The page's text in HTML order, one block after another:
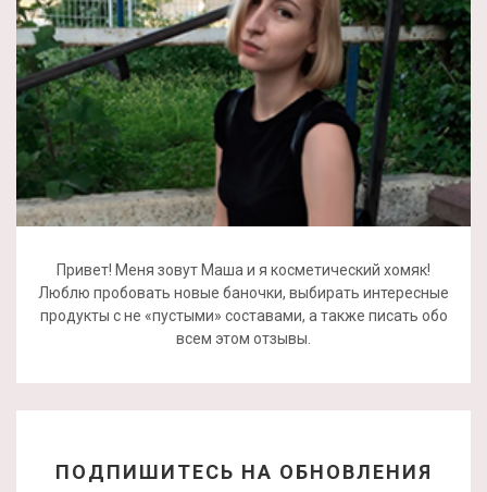
Привет! Меня зовут Маша и я косметический хомяк!
Люблю пробовать новые баночки, выбирать интересные
продукты с не «пустыми» составами, а также писать обо
всем этом отзывы.
ПОДПИШИТЕСЬ НА ОБНОВЛЕНИЯ